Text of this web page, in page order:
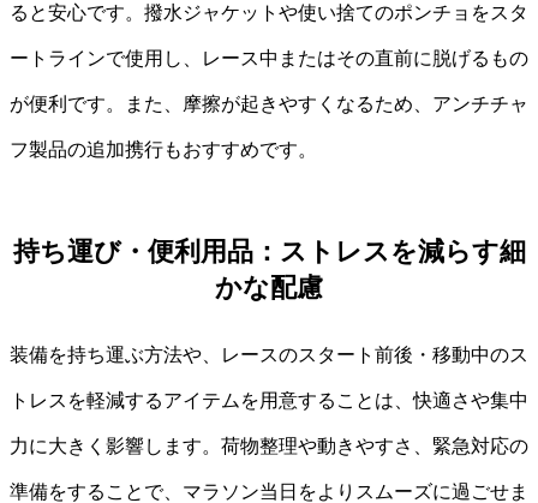
ると安心です。撥水ジャケットや使い捨てのポンチョをスタ
ートラインで使用し、レース中またはその直前に脱げるもの
が便利です。また、摩擦が起きやすくなるため、アンチチャ
フ製品の追加携行もおすすめです。
持ち運び・便利用品：ストレスを減らす細
かな配慮
装備を持ち運ぶ方法や、レースのスタート前後・移動中のス
トレスを軽減するアイテムを用意することは、快適さや集中
力に大きく影響します。荷物整理や動きやすさ、緊急対応の
準備をすることで、マラソン当日をよりスムーズに過ごせま